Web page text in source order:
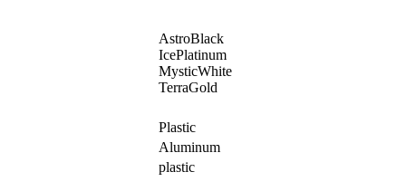
AstroBlack
IcePlatinum
MysticWhite
TerraGold
Plastic
Aluminum
plastic